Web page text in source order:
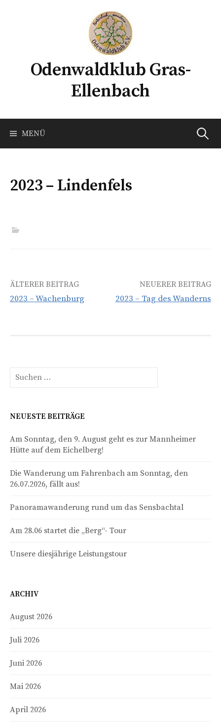
Odenwaldklub Gras-
Ellenbach
MENÜ Suchen
2023 – Lindenfels
Beitrags-
ÄLTERER BEITRAG
2023 – Wachenburg
NEUERER BEITRAG
2023 – Tag des Wanderns
Suchen
nach:
NEUESTE BEITRÄGE
Am Sonntag, den 9. August geht es zur Mannheimer
Hütte auf dem Eichelberg!
Die Wanderung um Fahrenbach am Sonntag, den
26.07.2026, fällt aus!
Panoramawanderung rund um das Sensbachtal
Am 28.06 startet die „Berg“- Tour
Unsere diesjährige Leistungstour
ARCHIV
August 2026
Juli 2026
Juni 2026
Mai 2026
April 2026